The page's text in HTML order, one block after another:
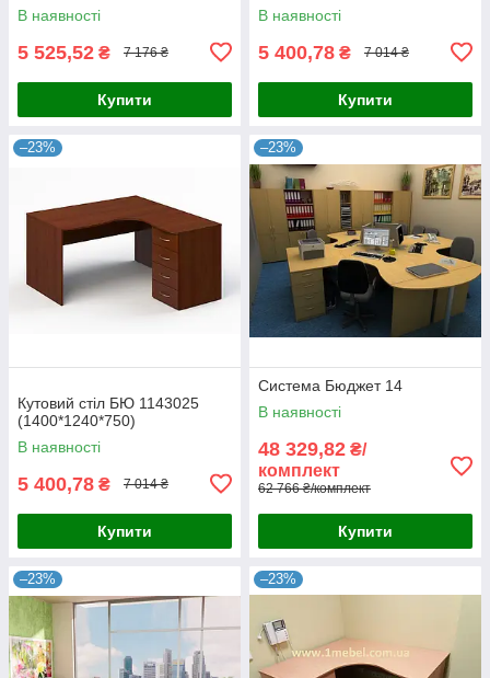
В наявності
5 525,52 ₴ 7 176 ₴
Купити
В наявності
5 400,78 ₴ 7 014 ₴
Купити
–23%
Кутовий стіл БЮ 1143025
(1400*1240*750)
В наявності
5 400,78 ₴ 7 014 ₴
Купити
–23%
Система Бюджет 14
В наявності
48 329,82 ₴/
комплект
62 766 ₴/комплект
Купити
–23% –23%